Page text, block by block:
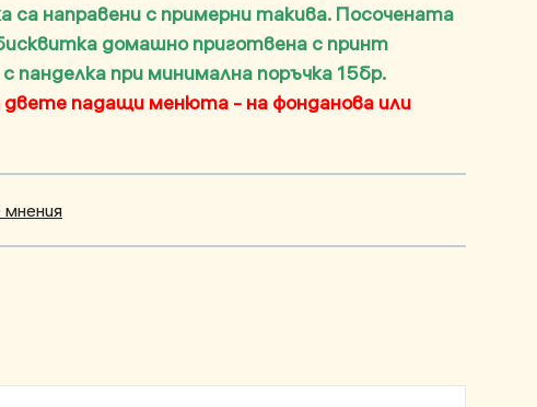
са направени с примерни такива. Посочената
домашно приготвена с принт
панделка при минимална поръчка 15бр.
падащи менюта - на фонданова или
мнения